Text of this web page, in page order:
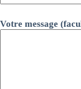
Votre message